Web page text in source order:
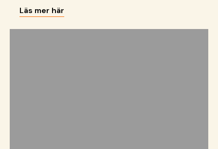
som träffat Doris Ntagos hus där hon bodde med
sin make och fyra barnbarn. Alla låg i sina sängar
och sov. Doris väckte familjen direkt och alla
Läs mer här